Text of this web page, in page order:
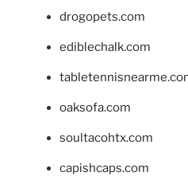
drogopets.com
ediblechalk.com
oaksofa.com
soultacohtx.com
capishcaps.com